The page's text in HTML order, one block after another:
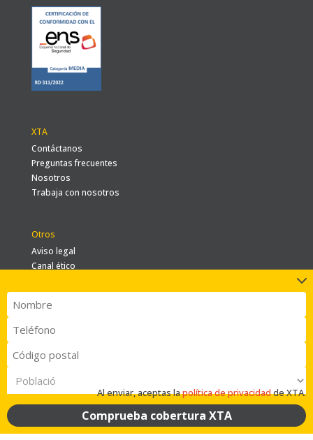
XTA
Contáctanos
Preguntas frecuentes
Nosotros
Trabaja con nosotros
Otros
Aviso legal
Canal ético
Política de privacidad
Recogida de datos a distancia
Contratación
3
Nombre
*
Teléfono
*
Código
postal
Població
* Al enviar, aceptas lapolítica de privacidadde XTA.